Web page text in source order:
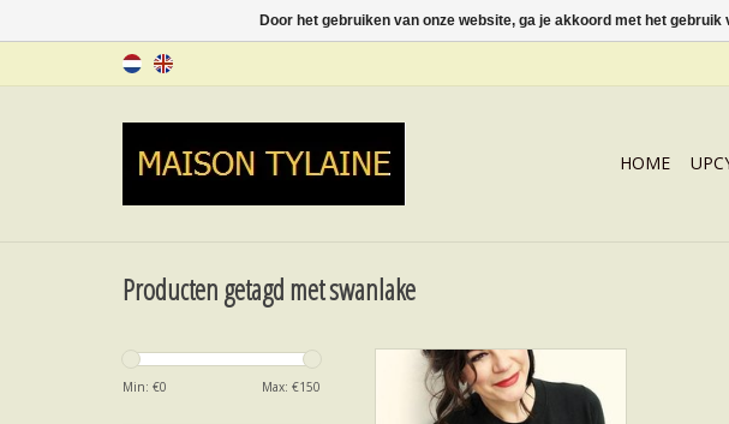
HOME
Producten getagd met swanlake
Min: €0 Max: €150
SWANLAKE PASSION Zwart
TOEVOEGEN AAN WINKELWAGEN
Door het gebruiken van onze website, ga je akkoord met het